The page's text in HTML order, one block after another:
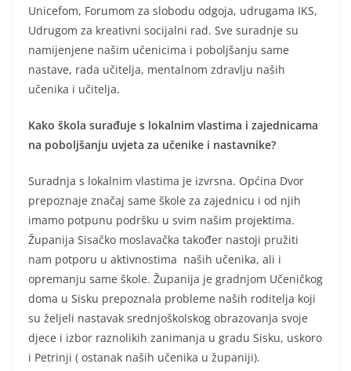
Unicefom, Forumom za slobodu odgoja, udrugama IKS,
Udrugom za kreativni socijalni rad. Sve suradnje su
namijenjene našim učenicima i poboljšanju same
nastave, rada učitelja, mentalnom zdravlju naših
učenika i učitelja.
Kako škola surađuje s lokalnim vlastima i zajednicama
na poboljšanju uvjeta za učenike i nastavnike?
Suradnja s lokalnim vlastima je izvrsna. Općina Dvor
prepoznaje značaj same škole za zajednicu i od njih
imamo potpunu podršku u svim našim projektima.
Županija Sisačko moslavačka također nastoji pružiti
nam potporu u aktivnostima naših učenika, ali i
opremanju same škole. Županija je gradnjom Učeničkog
doma u Sisku prepoznala probleme naših roditelja koji
su željeli nastavak srednjoškolskog obrazovanja svoje
djece i izbor raznolikih zanimanja u gradu Sisku, uskoro
i Petrinji ( ostanak naših učenika u županiji).